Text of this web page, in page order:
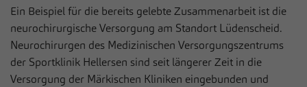
Ein Beispiel für die bereits gelebte Zusammenarbeit ist die
neurochirurgische Versorgung am Standort Lüdenscheid.
Neurochirurgen des Medizinischen Versorgungszentrums
der Sportklinik Hellersen sind seit längerer Zeit in die
Versorgung der Märkischen Kliniken eingebunden und